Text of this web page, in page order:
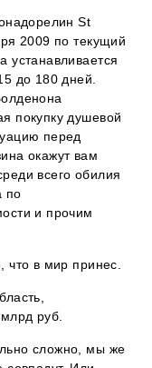
St
2009 по текущий
устанавливается
до 180 дней.
покупку душевой
перед
окажут вам
всего обилия
по
и прочим
что в мир принес.
руб.
сложно, мы же